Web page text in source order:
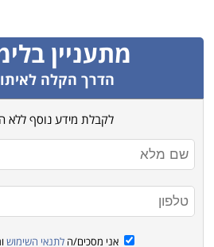
דורשים הסמכה תקנית שכזו, ניתן
(להבדיל מפיזיותרפיה), יעוץ הנקה
יתרונותיהם של מקצועות אלה הם
והבריאות ככלל הוא יציב במיוחד,
פרטיים וציבוריים המאופיינים
והכנסות גבוהות מהשני. כל זאת
והמאתגרת הטמונה בלימודים
רופא, פסיכולוג או אחות.
בין העמודים הבאים באתר קורסים
קטגוריות מקצועיות המאפשרות
מתעניין
הדרך הקלה
לקבלת מידע נוסף ללא
אני מסכים/ה לתנאי השימוש